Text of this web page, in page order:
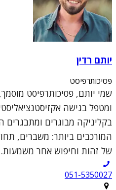
יותם רדין
פסיכותרפיסט
שמי יותם, פסיכותרפיסט
ומטפל בגישה
בקליניקה מבוגרים
המורכבים ביותר: משברים,
של זהות וחיפוש אחר משמעות.
051-5350027